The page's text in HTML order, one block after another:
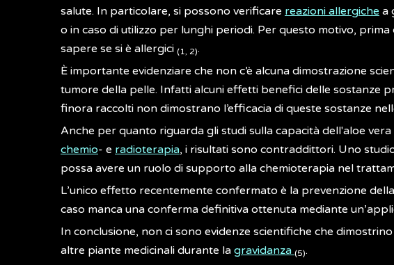
salute. In particolare, si possono verificare reazioni allergiche a
o in caso di utilizzo per lunghi periodi. Per questo motivo,
sapere se si è allergici (1, 2).
È importante evidenziare che non c’è alcuna dimostrazione
tumore della pelle. Infatti alcuni effetti benefici delle sostanze
finora raccolti non dimostrano l’efficacia di queste sostanze
Anche per quanto riguarda gli studi sulla capacità dell'aloe
chemio- e radioterapia, i risultati sono contraddittori. Uno
possa avere un ruolo di supporto alla chemioterapia nel
L’unico effetto recentemente confermato è la prevenzione
caso manca una conferma definitiva ottenuta mediante
In conclusione, non ci sono evidenze scientifiche che dimostrino
altre piante medicinali durante la gravidanza (5).